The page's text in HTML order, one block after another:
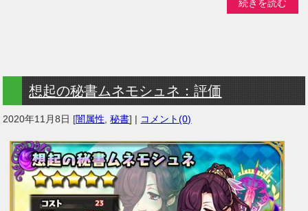
続きを読む
想起の秘書ムネモシュネ：評価
2020年11月8日 [闇属性 ,秘書] | コメント(0)